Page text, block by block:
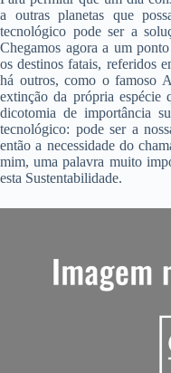
a outras planetas que
tecnológico pode ser a
Chegamos agora a um
os destinos fatais, referidos
há outros, como o famoso
extinção da própria espécie
dicotomia de importância
tecnológico: pode ser a
então a necessidade do
mim, uma palavra muito
esta Sustentabilidade.